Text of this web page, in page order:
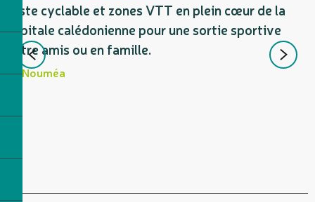
Piste cyclable et zones VTT en plein cœur de la
capitale calédonienne pour une sortie sportive
entre amis ou en famille.
Nouméa